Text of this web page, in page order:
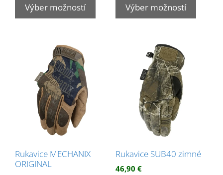
through
37,90 €
Výber možností
produkt
má
Výber možností
má
Rukavice MECHANIX
ORIGINAL
Rukavice SUB40 zimné
46,90 €